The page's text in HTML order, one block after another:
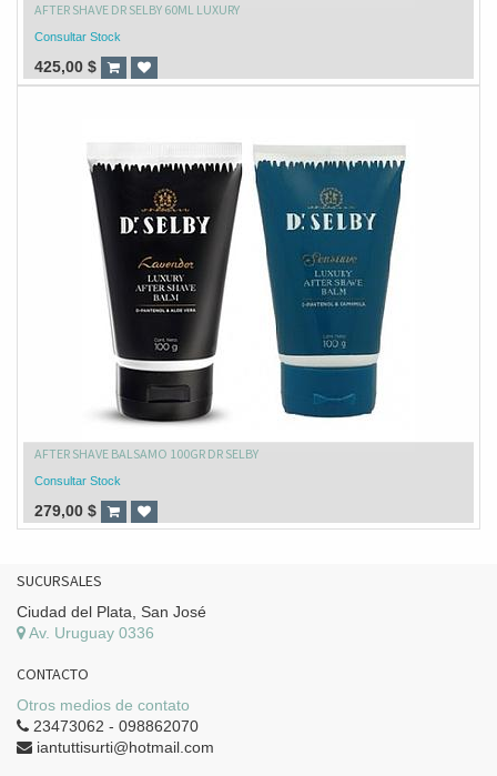
AFTER SHAVE DR SELBY 60ML LUXURY
Consultar Stock
425,00 $
AFTER SHAVE BALSAMO 100GR DR SELBY
Consultar Stock
279,00 $
SUCURSALES
Ciudad del Plata, San José
Av. Uruguay 0336
CONTACTO
Otros medios de contato
23473062 - 098862070
iantuttisurti@hotmail.com